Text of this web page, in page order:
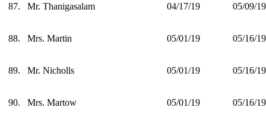
87. Mr. Thanigasalam 04/17/19 05/09/19
88. Mrs. Martin 05/01/19 05/16/19
89. Mr. Nicholls 05/01/19 05/16/19
90. Mrs. Martow 05/01/19 05/16/19